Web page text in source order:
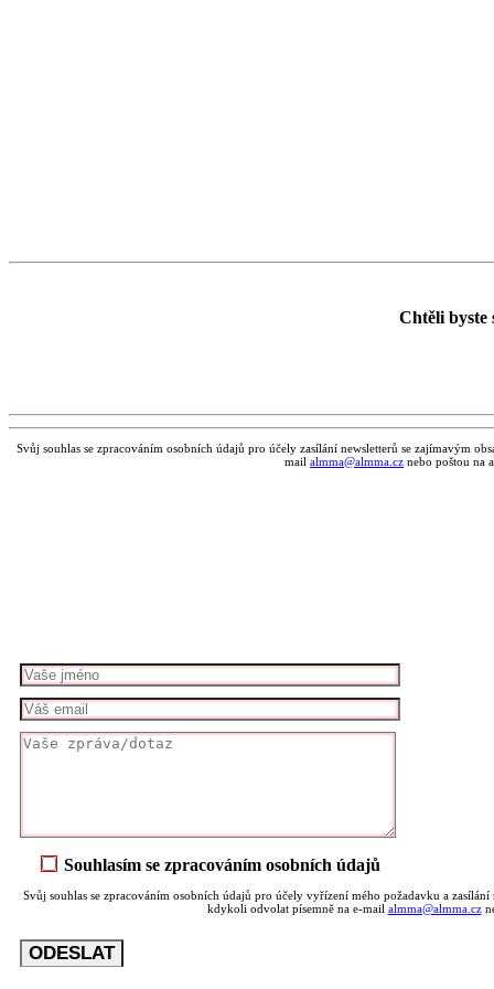
Chtěli byste
Svůj souhlas se zpracováním osobních údajů pro účely zasílání newsletterů se zajímavým
mail almma@almma.cz nebo poštou na
Souhlasím se zpracováním osobních údajů
Svůj souhlas se zpracováním osobních údajů pro účely vyřízení mého požadavku a
kdykoli odvolat písemně na e-mail almma@almma.cz